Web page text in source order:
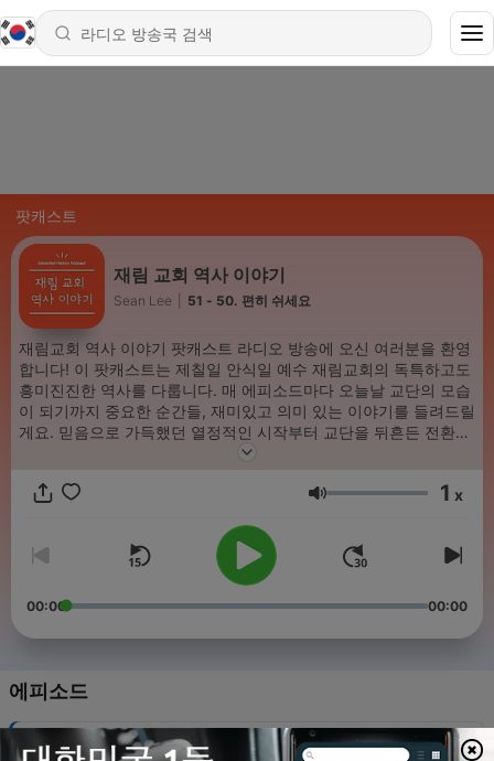
팟캐스트
재림 교회 역사 이야기
Sean Lee 51 - 50. 편히 쉬세요
재림교회 역사 이야기 팟캐스트 라디오 방송에 오신 여러분을 환영
합니다! 이 팟캐스트는 제칠일 안식일 예수 재림교회의 독특하고도
흥미진진한 역사를 다룹니다. 매 에피소드마다 오늘날 교단의 모습
이 되기까지 중요한 순간들, 재미있고 의미 있는 이야기를 들려드릴
게요. 믿음으로 가득했던 열정적인 시작부터 교단을 뒤흔든 전환점
까지, 신앙과 도전, 발견의 스토리를 파헤쳐 보세요. 재림교회 신자
려 퍼지는 이야기 속으로 빠져들어 보길 바랍니다!
음량 1 x
00:00 00:00
에피소드
- 50. 편히 쉬세요